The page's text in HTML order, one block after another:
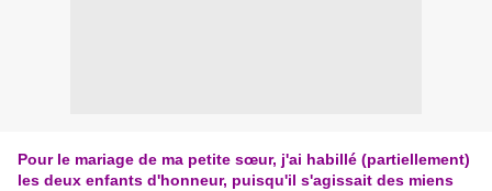
Pour le mariage de ma petite sœur, j'ai habillé (partiellement)
les deux enfants d'honneur, puisqu'il s'agissait des miens